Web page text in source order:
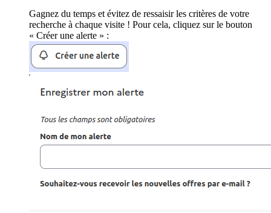
Gagnez du temps et évitez de ressaisir les critères de votre
recherche à chaque visite ! Pour cela, cliquez sur le bouton
« Créer une alerte » :